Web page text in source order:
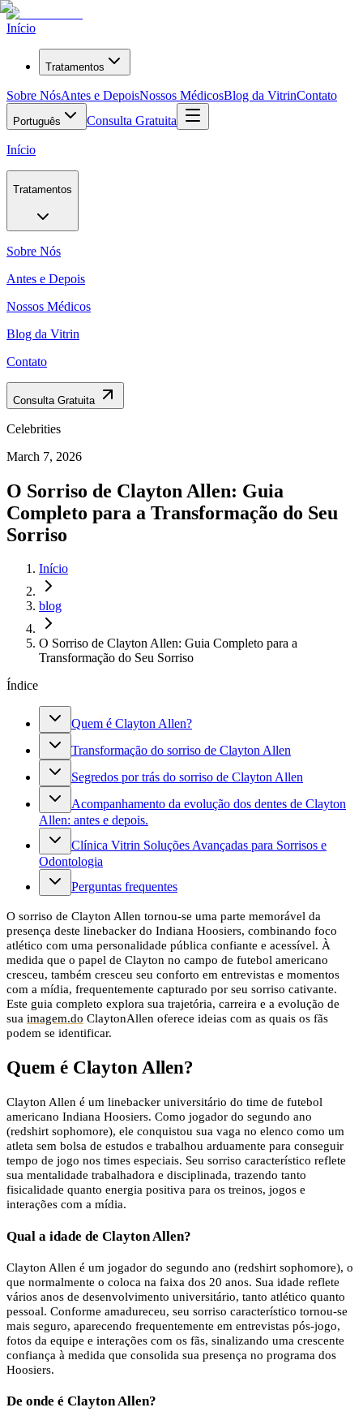
Início
Tratamentos
Sobre NósAntes e DepoisNossos MédicosBlog da VitrinContato
Português Consulta Gratuita
Início
Tratamentos
Sobre Nós
Antes e Depois
Nossos Médicos
Blog da Vitrin
Contato
Consulta Gratuita
Celebrities
March 7, 2026
O Sorriso de Clayton Allen: Guia
Completo para a Transformação do Seu
Sorriso
Início
blog
O Sorriso de Clayton Allen: Guia Completo para a
Transformação do Seu Sorriso
Índice
Quem é Clayton Allen?
Transformação do sorriso de Clayton Allen
Segredos por trás do sorriso de Clayton Allen
Acompanhamento da evolução dos dentes de Clayton
Allen: antes e depois.
Clínica Vitrin Soluções Avançadas para Sorrisos e
Odontologia
Perguntas frequentes
O sorriso de Clayton Allen tornou-se uma parte memorável da
presença deste linebacker do Indiana Hoosiers, combinando foco
atlético com uma personalidade pública confiante e acessível. À
medida que o papel de Clayton no campo de futebol americano
cresceu, também cresceu seu conforto em entrevistas e momentos
com a mídia, frequentemente capturado por seu sorriso cativante.
Este guia completo explora sua trajetória, carreira e a evolução de
sua imagem.do ClaytonAllen oferece ideias com as quais os fãs
podem se identificar.
Quem é Clayton Allen?
Clayton Allen é um linebacker universitário do time de futebol
americano Indiana Hoosiers. Como jogador do segundo ano
(redshirt sophomore), ele conquistou sua vaga no elenco como um
atleta sem bolsa de estudos e trabalhou arduamente para conseguir
tempo de jogo nos times especiais. Seu sorriso característico reflete
sua mentalidade trabalhadora e disciplinada, trazendo tanto
fisicalidade quanto energia positiva para os treinos, jogos e
interações com a mídia.
Qual a idade de Clayton Allen?
Clayton Allen é um jogador do segundo ano (redshirt sophomore), o
que normalmente o coloca na faixa dos 20 anos. Sua idade reflete
vários anos de desenvolvimento universitário, tanto atlético quanto
pessoal. Conforme amadureceu, seu sorriso característico tornou-se
mais seguro, aparecendo frequentemente em entrevistas pós-jogo,
fotos da equipe e interações com os fãs, sinalizando uma crescente
confiança à medida que consolida sua presença no programa dos
Hoosiers.
De onde é Clayton Allen?